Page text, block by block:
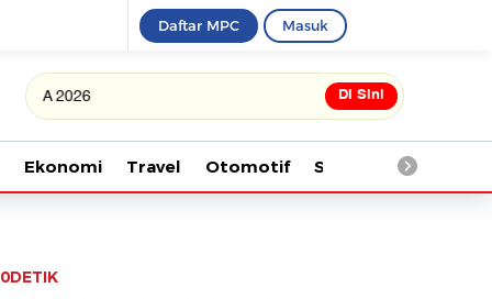
Daftar MPC Masuk
Tonton kabar terbaru
Di Sini
Ekonomi Travel Otomotif Saintek